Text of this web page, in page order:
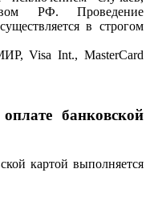
РФ. Проведение
в строгом
Visa Int., MasterCard
банковской
картой выполняется